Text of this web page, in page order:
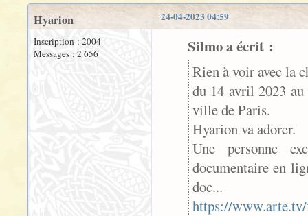
24-04-2023 04:59
Hyarion
Inscription : 2004
Messages : 2 656
Silmo a écrit :
Rien à voir avec la
du 14 avril 2023
ville de Paris.
Hyarion va adorer.
Une personne
documentaire en
doc...
https://